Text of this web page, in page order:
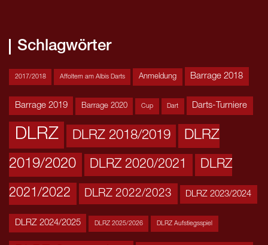
Schlagwörter
2017/2018 Affoltern am Albis Darts Anmeldung Barrage 2018
Barrage 2019 Barrage 2020 Cup Dart Darts-Turniere
DLRZ DLRZ 2018/2019
DLRZ
2019/2020
DLRZ 2020/2021 DLRZ
2021/2022 DLRZ 2022/2023 DLRZ 2023/2024
DLRZ 2024/2025 DLRZ 2025/2026 DLRZ Aufstiegsspiel